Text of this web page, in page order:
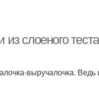
слоеного теста
слоеного
выручалочка.